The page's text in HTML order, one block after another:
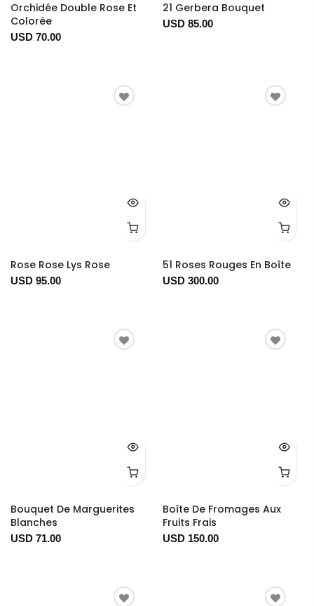
Orchidée Double Rose Et
Colorée
USD 70.00
21 Gerbera Bouquet
USD 85.00
Rose Rose Lys Rose
USD 95.00
51 Roses Rouges En Boîte
USD 300.00
Bouquet De Marguerites
Blanches
USD 71.00
Boîte De Fromages Aux
Fruits Frais
USD 150.00